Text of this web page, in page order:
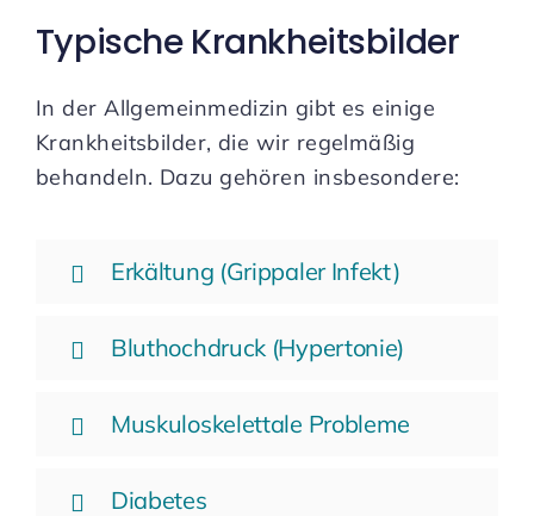
Typische Krankheitsbilder
In der Allgemeinmedizin gibt es einige
Krankheitsbilder, die wir regelmäßig
behandeln. Dazu gehören insbesondere:
Erkältung (Grippaler Infekt)
Bluthochdruck (Hypertonie)
Muskuloskelettale Probleme
Diabetes